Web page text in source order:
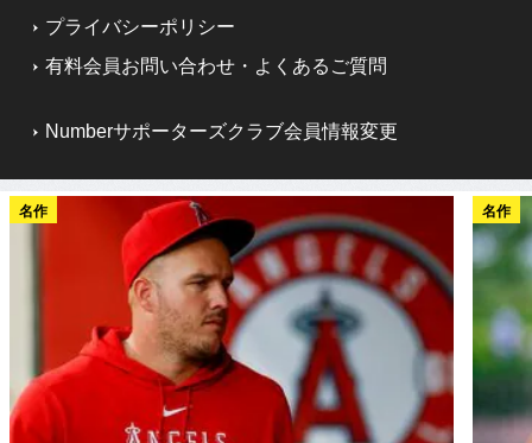
プライバシーポリシー
有料会員お問い合わせ・よくあるご質問
Numberサポーターズクラブ会員情報変更
名作 名作